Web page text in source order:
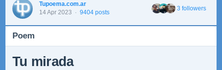
Tupoema.com.ar
14 Apr 2023 · 9404 posts
3 followers
Poem
Tu mirada